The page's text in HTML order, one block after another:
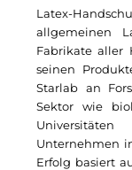
Die
Die
Docunite
Dr.
Latex-
allgemeinen
Fabrikate aller
seinen
Starlab an
Sektor wie
Unternehmen
Erfolg basiert